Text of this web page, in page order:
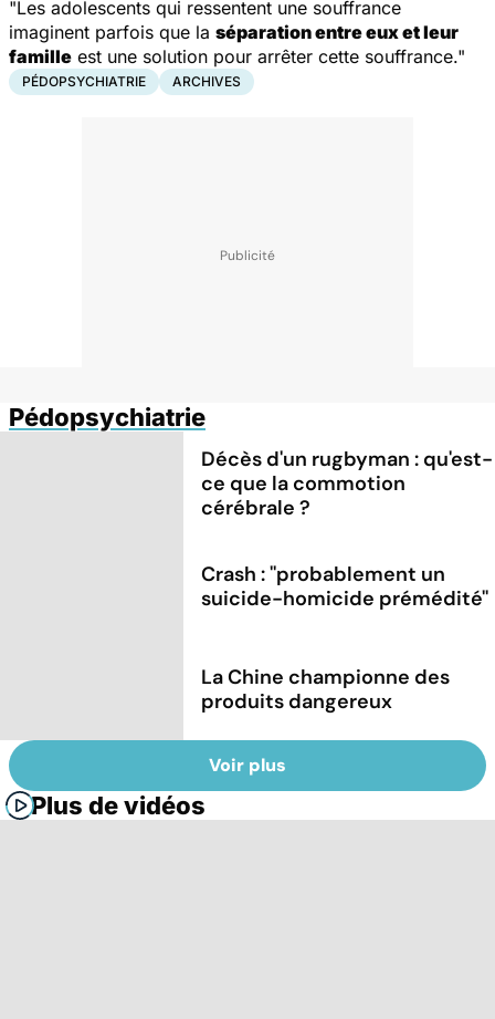
"Les adolescents qui ressentent une souffrance
imaginent parfois que la séparation entre eux et leur
famille est une solution pour arrêter cette souffrance."
PÉDOPSYCHIATRIE ARCHIVES
Pédopsychiatrie
Décès d'un rugbyman : qu'est-
ce que la commotion
cérébrale ?
Crash : ''probablement un
suicide-homicide prémédité''
La Chine championne des
produits dangereux
Voir plus
Plus de vidéos